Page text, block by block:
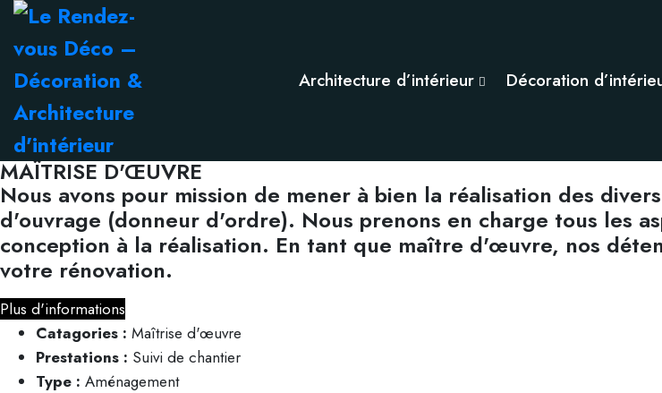
Architecture d’intérieur Décoration
MAÎTRISE D'ŒUVRE
Nous avons pour mission de mener à bien la réalisation des
d'ouvrage (donneur d'ordre). Nous prenons en charge tous les
conception à la réalisation. En tant que maître d'œuvre, nos
votre rénovation.
Plus d'informations
Catagories : Maîtrise d'œuvre
Prestations : Suivi de chantier
Type : Aménagement